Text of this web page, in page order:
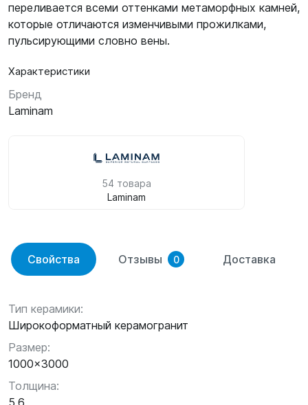
переливается всеми оттенками метаморфных камней,
которые отличаются изменчивыми прожилками,
пульсирующими словно вены.
Характеристики
Бренд
Laminam
54 товара
Laminam
Свойства Отзывы 0 Доставка
Тип керамики:
Широкоформатный керамогранит
Размер:
1000x3000
Толщина:
5,6